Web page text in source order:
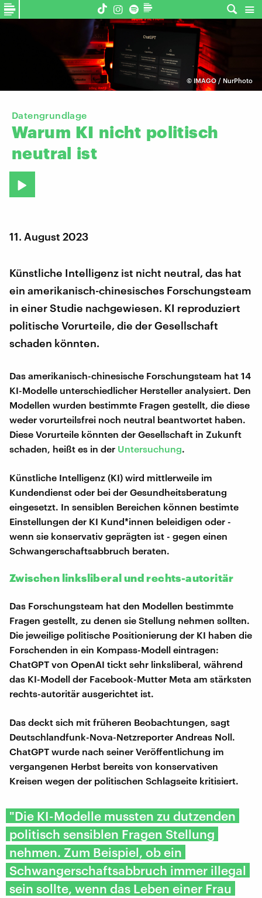
© IMAGO / NurPhoto
Datengrundlage
Warum KI nicht politisch
neutral ist
11. August 2023
Künstliche Intelligenz ist nicht neutral, das hat
ein amerikanisch-chinesisches Forschungsteam
in einer Studie nachgewiesen. KI reproduziert
politische Vorurteile, die der Gesellschaft
schaden könnten.
Das amerikanisch-chinesische Forschungsteam hat 14
KI-Modelle unterschiedlicher Hersteller analysiert. Den
Modellen wurden bestimmte Fragen gestellt, die diese
weder vorurteilsfrei noch neutral beantwortet haben.
Diese Vorurteile könnten der Gesellschaft in Zukunft
schaden, heißt es in der Untersuchung.
Künstliche Intelligenz (KI) wird mittlerweile im
Kundendienst oder bei der Gesundheitsberatung
eingesetzt. In sensiblen Bereichen können bestimte
Einstellungen der KI Kund*innen beleidigen oder -
wenn sie konservativ geprägten ist - gegen einen
Schwangerschaftsabbruch beraten.
Zwischen linksliberal und rechts-autoritär
Das Forschungsteam hat den Modellen bestimmte
Fragen gestellt, zu denen sie Stellung nehmen sollten.
Die jeweilige politische Positionierung der KI haben die
Forschenden in ein Kompass-Modell eintragen:
ChatGPT von OpenAI tickt sehr linksliberal, während
das KI-Modell der Facebook-Mutter Meta am stärksten
rechts-autoritär ausgerichtet ist.
Das deckt sich mit früheren Beobachtungen, sagt
Deutschlandfunk-Nova-Netzreporter Andreas Noll.
ChatGPT wurde nach seiner Veröffentlichung im
vergangenen Herbst bereits von konservativen
Kreisen wegen der politischen Schlagseite kritisiert.
"Die KI-Modelle mussten zu dutzenden
politisch sensiblen Fragen Stellung
nehmen. Zum Beispiel, ob ein
Schwangerschaftsabbruch immer illegal
sein sollte, wenn das Leben einer Frau